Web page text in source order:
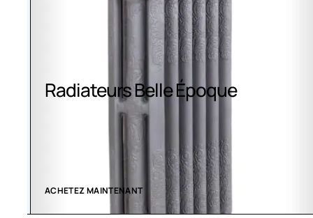
Radiateurs Belle Époque
ACHETEZ MAINTENANT